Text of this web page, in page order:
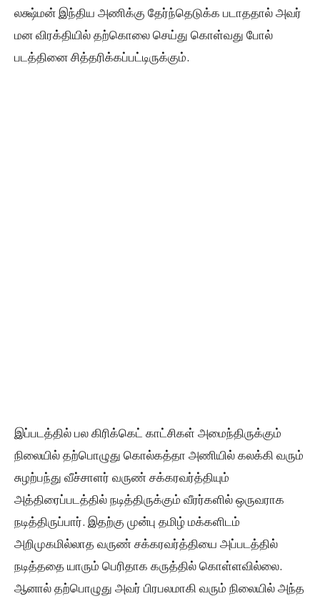
லக்ஷ்மன் இந்திய அணிக்கு தேர்ந்தெடுக்க படாததால் அவர்
மன விரக்தியில் தற்கொலை செய்து கொள்வது போல்
படத்தினை சித்தரிக்கப்பட்டிருக்கும்.
இப்படத்தில் பல கிரிக்கெட் காட்சிகள் அமைந்திருக்கும்
நிலையில் தற்பொழுது கொல்கத்தா அணியில் கலக்கி வரும்
சுழற்பந்து வீச்சாளர் வருண் சக்கரவர்த்தியும்
அத்திரைப்படத்தில் நடித்திருக்கும் வீரர்களில் ஒருவராக
நடித்திருப்பார். இதற்கு முன்பு தமிழ் மக்களிடம்
அறிமுகமில்லாத வருண் சக்கரவர்த்தியை அப்படத்தில்
நடித்ததை யாரும் பெரிதாக கருத்தில் கொள்ளவில்லை.
ஆனால் தற்பொழுது அவர் பிரபலமாகி வரும் நிலையில் அந்த